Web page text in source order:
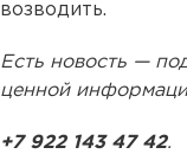
возводить.
Есть новость —
ценной
+7 922 143 47 42.